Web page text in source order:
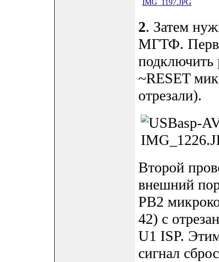
2. Затем
МГТФ.
подключить
~RESET
отрезали).
Второй
внешний
PB2
42) с
U1 ISP.
сигнал